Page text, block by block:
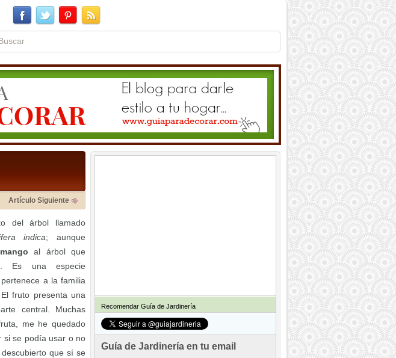
Artículo Siguiente
del árbol llamado
indica; aunque
mango al árbol que
Es una especie
a la familia
fruto presenta una
central. Muchas
me he quedado
si se podía usar o no
que sí se
Recomendar Guía de Jardinería
Guía de Jardinería en tu email